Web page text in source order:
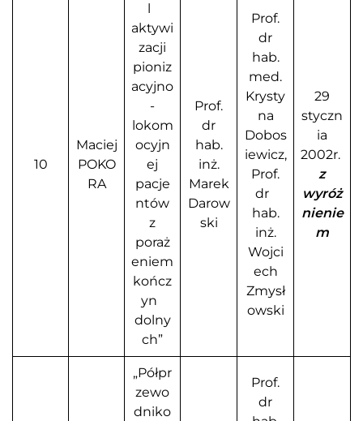
10
Maciej
POKO
RA
l
aktywi
zacji
pioniz
acyjno
-
lokom
ocyjn
ej
pacje
ntów
z
poraż
eniem
kończ
yn
dolny
ch”
Prof.
dr
hab.
inż.
Marek
Darow
ski
Prof.
dr
hab.
med.
Krysty
na
Dobos
iewicz,
Prof.
dr
hab.
inż.
Wojci
ech
Zmysł
owski
29
styczn
ia
2002r.
z
wyróż
nienie
m
„Półpr
zewo
dniko
Prof.
dr